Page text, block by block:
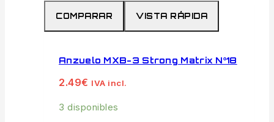
COMPARAR VISTA RÁPIDA
Anzuelo MXB-3 Strong Matrix Nº18
2.49€ IVA incl.
3 disponibles